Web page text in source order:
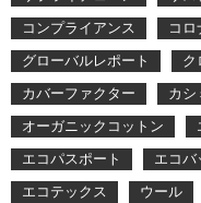
コンプライアンス
コ
グローバルレポート
ク
カバーファクター
カシ
オーガニックコットン
エコパスポート
エコバ
エコテックス
ウール